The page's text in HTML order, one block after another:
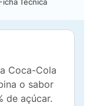
Coca-Cola
o sabor
de açúcar.